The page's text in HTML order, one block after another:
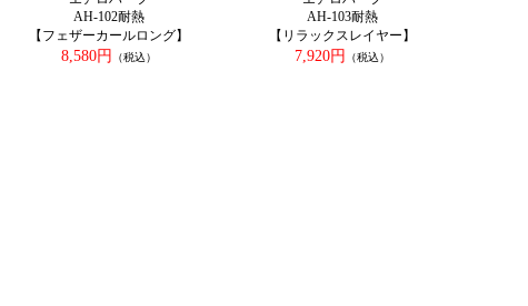
AH-102耐熱
【フェザーカールロング】
8,580円
（税込）
AH-103耐熱
【リラックスレイヤー】
7,920円
（税込）